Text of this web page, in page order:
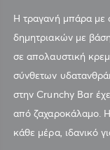
Η τραγανή μπάρα με
δημητριακών με
σε απολαυστική
σύνθετων
στην Crunchy Bar
από ζαχαροκάλαμο.
κάθε μέρα, ιδανικό